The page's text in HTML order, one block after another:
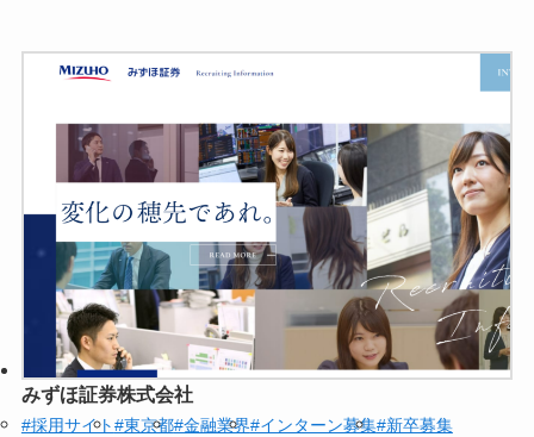
みずほ証券株式会社
#採用サイト#東京都#金融業界#インターン募集#新卒募集